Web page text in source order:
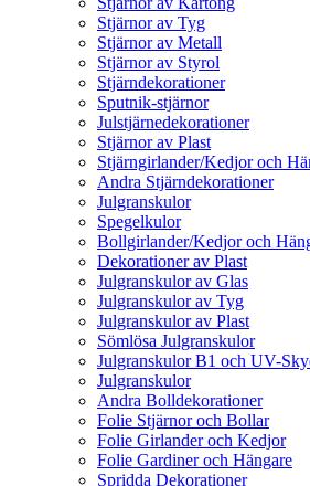
Stjärnor av Tyg
Stjärnor av Metall
Stjärnor av Styrol
Stjärndekorationer
Sputnik-stjärnor
Julstjärnedekorationer
Stjärnor av Plast
Stjärngirlander/Kedjor och
Andra Stjärndekorationer
Julgranskulor
Spegelkulor
Bollgirlander/Kedjor och
Dekorationer av Plast
Julgranskulor av Glas
Julgranskulor av Tyg
Julgranskulor av Plast
Sömlösa Julgranskulor
Julgranskulor B1 och UV-
Julgranskulor
Andra Bolldekorationer
Folie Stjärnor och Bollar
Folie Girlander och Kedjor
Folie Gardiner och Hängare
Spridda Dekorationer